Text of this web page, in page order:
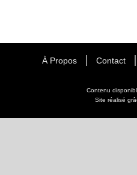
À Propos Contact
Contenu
Site réalisé